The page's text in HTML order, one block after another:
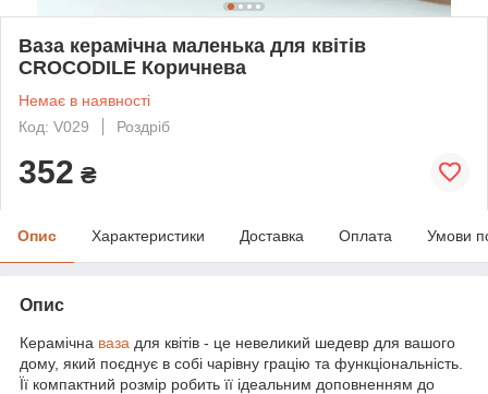
Ваза керамічна маленька для квітів
CROCODILE Коричнева
Немає в наявності
Код: V029
Роздріб
352 ₴
Опис Характеристики Доставка Оплата Умови
Опис
Керамічна ваза для квітів - це невеликий шедевр для вашого
дому, який поєднує в собі чарівну грацію та функціональність.
Її компактний розмір робить її ідеальним доповненням до